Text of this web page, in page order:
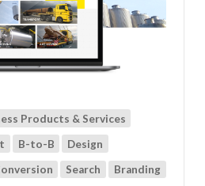
Products & Services
B-to-B Design
Search Branding